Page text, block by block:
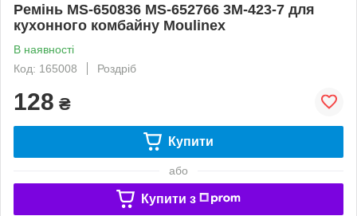
Ремінь MS-650836 MS-652766 3M-423-7 для
кухонного комбайну Moulinex
В наявності
Код: 165008
Роздріб
128 ₴
Купити
або
Купити з